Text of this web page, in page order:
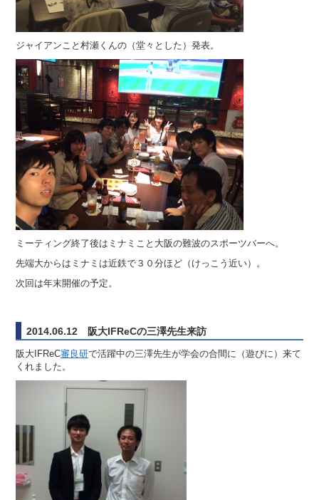
ジャイアンこと村瀬くんの（堂々とした）発表。
ミーティング終了後はミナミこと大阪の難波のスポーツバーへ。
先端大からはミナミは近鉄で３０分ほど（けっこう近い）。
次回は年末開催の予定。
2014.06.12 阪大IFReCの三澤先生来訪
阪大IFReC審良研で活躍中の三澤先生が学会の合間に（遊びに）来て
くれました。